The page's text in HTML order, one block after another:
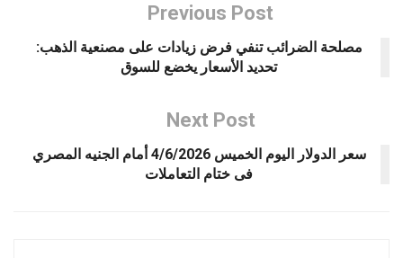
Previous Post
مصلحة الضرائب تنفي فرض زيادات على مصنعية الذهب:
تحديد الأسعار يخضع للسوق
Next Post
سعر الدولار اليوم الخميس 4/6/2026 أمام الجنيه المصري
فى ختام التعاملات